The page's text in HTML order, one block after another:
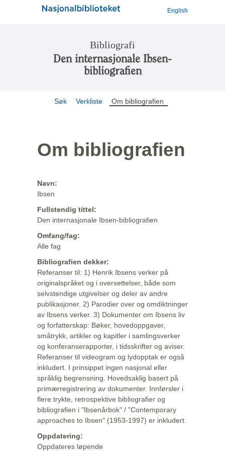
English
Bibliografi
Den internasjonale Ibsen-
bibliografien
Søk Verkliste Om bibliografien
Om bibliografien
Navn:
Ibsen
Fullstendig tittel:
Den internasjonale Ibsen-bibliografien
Omfang/fag:
Alle fag
Bibliografien dekker:
Referanser til: 1) Henrik Ibsens verker på
originalspråket og i oversettelser, både som
selvstendige utgivelser og deler av andre
publikasjoner. 2) Parodier over og omdiktninger
av Ibsens verker. 3) Dokumenter om Ibsens liv
og forfatterskap: Bøker, hovedoppgaver,
småtrykk, artikler og kapitler i samlingsverker
og konferanserapporter, i tidsskrifter og aviser.
Referanser til videogram og lydopptak er også
inkludert. I prinsippet ingen nasjonal eller
språklig begrensning. Hovedsaklig basert på
primærregistrering av dokumenter. Innførsler i
flere trykte, retrospektive bibliografier og
bibliografien i "Ibsenårbok" / "Contemporary
approaches to Ibsen" (1953-1997) er inkludert.
Oppdatering:
Oppdateres løpende